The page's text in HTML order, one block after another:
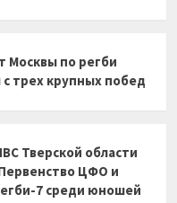
Москвы по регби
с трех крупных побед
Тверской области
ЦФО и
7 среди юношей